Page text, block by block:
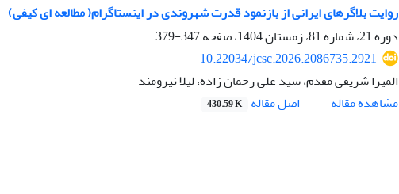
روایت بلاگرهای ایرانی از بازنمود قدرت شهروندی در اینستاگرام( مطالعه ای کیفی)
دوره 21، شماره 81، زمستان 1404، صفحه
347-379
10.22034/jcsc.2026.2086735.2921
المیرا شریفی مقدم، سید علی رحمان زاده، لیلا نیرومند
مشاهده مقاله
اصل مقاله 430.59 K